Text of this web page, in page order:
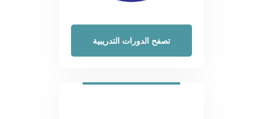
تصفح الدورات التدريبية